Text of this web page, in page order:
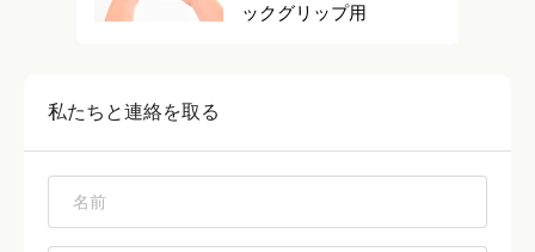
ックグリップ用
私たちと連絡を取る